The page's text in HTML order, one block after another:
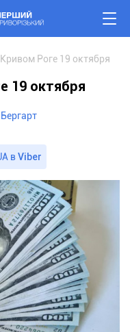
Роге 19 октября
19 октября
вViber